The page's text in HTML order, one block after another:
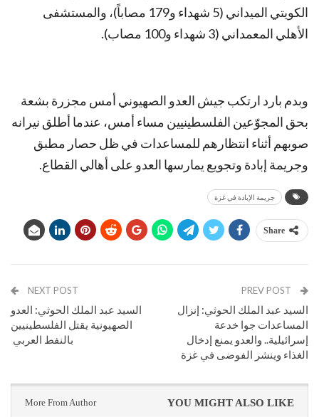
الكويتي الميداني (5 شهداء و179 مصاباً)، والمستشفى
الأهلي المعمداني (3 شهداء و100 مصاب).
وبدم بارد ارتكب جيش العدو الصهيوني أمس مجزرة بشعة
بحق المجوّعين الفلسطينيين مساء أمس، عندما أطلق نيرانه
صوبهم أثناء انتظارهم للمساعدات في ظل حصار مطبق
وجريمة إبادة وتجويع يمارسها العدو على أهالي القطاع.
جريمة الإبادة في غزة
Share
السيد عبد الملك الحوثي: إنزال
المساعدات جوا خدعة
إسرائيلية.. والعدو يمنع إدخال
الغذاء وينشر الفوضى في غزة
NEXT POST
السيد عبد الملك الحوثي: العدو
الصهيونية يقتل الفلسطينيين
بالنفط العربي
YOU MIGHT ALSO LIKE
More From Author